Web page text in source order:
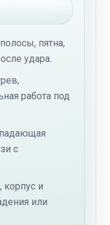
пятна,
удара.
работа под
с
и
или